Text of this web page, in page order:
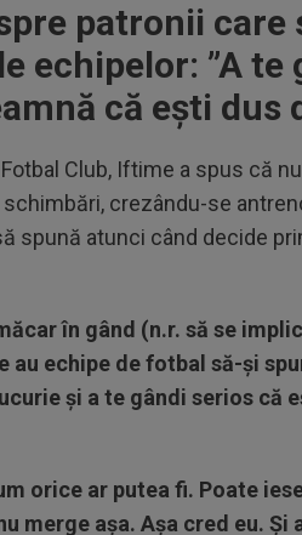
patronii care
echipelor: ”A te
că ești dus
Club, Iftime a spus că
crezându-se
spună atunci când decide
în gând (n.r. să se
echipe de fotbal să-și
și a te gândi serios că
orice ar putea fi. Poate
merge așa. Așa cred eu. Și